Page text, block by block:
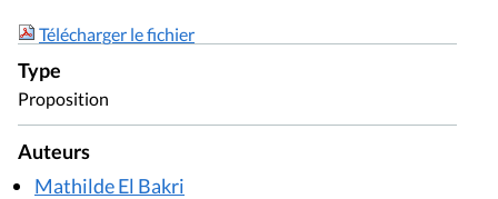
Télécharger le fichier
Type
Proposition
Auteurs
Mathilde El Bakri